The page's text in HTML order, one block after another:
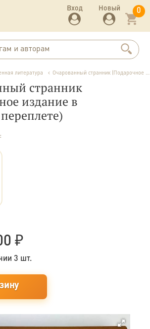
0
Новый
Вход
литература Очарованный странник (Подарочное издание в кожаном переплете)
странник
издание в
₽
3 шт.